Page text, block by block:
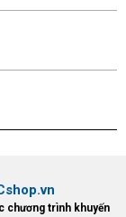
chương trình khuyến